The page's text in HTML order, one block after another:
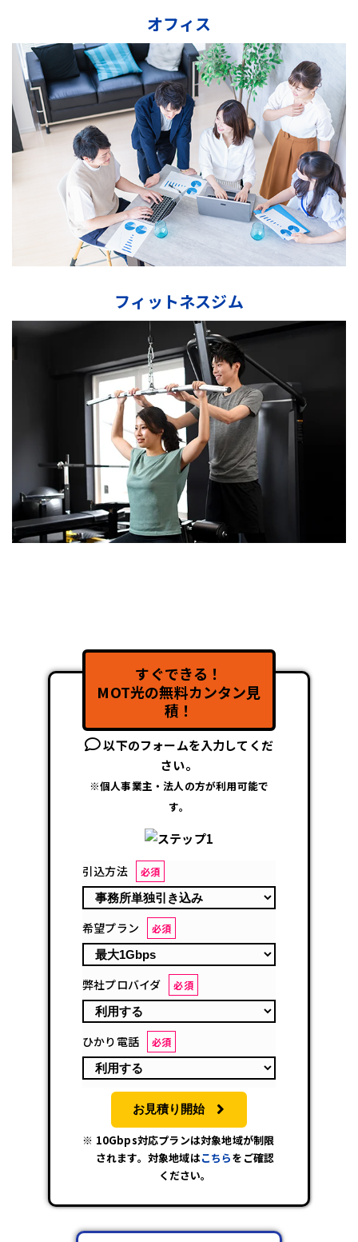
オフィス
フィットネスジム
すぐできる！
MOT光の無料カンタン見
積！
以下のフォームを入力してくだ
さい。
※個人事業主・法人の方が利用可能で
す。
引込方法 必須
希望プラン 必須
弊社プロバイダ 必須
ひかり電話 必須
お見積り開始
10Gbps対応プランは対象地域が制限
されます。対象地域はこちらをご確認
ください。